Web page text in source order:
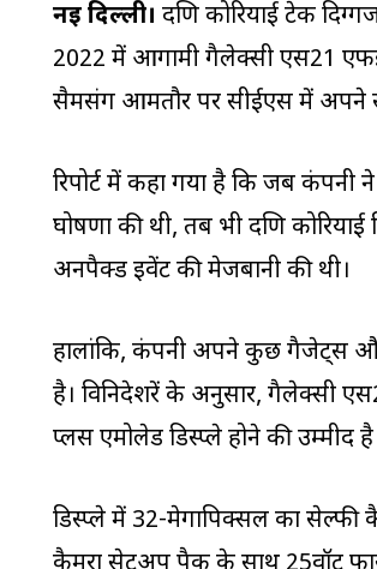
नई दिल्ली। दक्षिण कोरियाई टेक
2022 में आगामी गैलेक्सी एस21 एफई
सैमसंग आमतौर पर सीईएस में अपने
रिपोर्ट में कहा गया है कि जब
घोषणा की थी, तब भी दक्षिण
अनपैक्ड इवेंट की मेजबानी की थी।
हालांकि, कंपनी अपने कुछ गैजेट्स और
है। विनिदेशरें के अनुसार, गैलेक्सी
प्लस एमोलेड डिस्प्ले होने की उम्मीद
डिस्प्ले में 32-मेगापिक्सल का सेल्फी